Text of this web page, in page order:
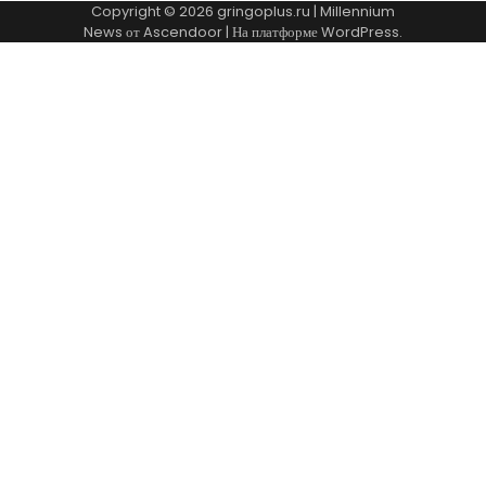
Copyright © 2026 gringoplus.ru | Millennium
News отAscendoor| На платформеWordPress.